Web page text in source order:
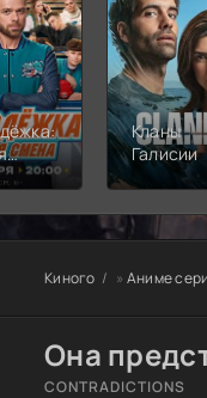
Кланы
Галисии
Киного » Аниме
Она
CONTRADICTIONS